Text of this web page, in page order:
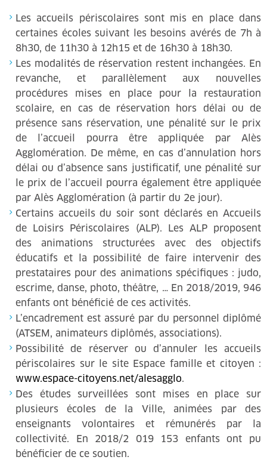
Les accueils périscolaires sont mis en place dans
certaines écoles suivant les besoins avérés de 7h à
8h30, de 11h30 à 12h15 et de 16h30 à 18h30.
Les modalités de réservation restent inchangées. En
revanche, et parallèlement aux nouvelles
procédures mises en place pour la restauration
scolaire, en cas de réservation hors délai ou de
présence sans réservation, une pénalité sur le prix
de l’accueil pourra être appliquée par Alès
Agglomération. De même, en cas d’annulation hors
délai ou d’absence sans justificatif, une pénalité sur
le prix de l’accueil pourra également être appliquée
par Alès Agglomération (à partir du 2e jour).
Certains accueils du soir sont déclarés en Accueils
de Loisirs Périscolaires (ALP). Les ALP proposent
des animations structurées avec des objectifs
éducatifs et la possibilité de faire intervenir des
prestataires pour des animations spécifiques : judo,
escrime, danse, photo, théâtre, … En 2018/2019, 946
enfants ont bénéficié de ces activités.
L’encadrement est assuré par du personnel diplômé
(ATSEM, animateurs diplômés, associations).
Possibilité de réserver ou d’annuler les accueils
périscolaires sur le site Espace famille et citoyen :
www.espace-citoyens.net/alesagglo.
Des études surveillées sont mises en place sur
plusieurs écoles de la Ville, animées par des
enseignants volontaires et rémunérés par la
collectivité. En 2018/2 019 153 enfants ont pu
bénéficier de ce soutien.